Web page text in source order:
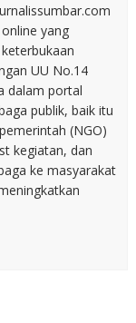
yang
UU No.14
dalam portal
publik, baik itu
(NGO)
kegiatan, dan
ke masyarakat